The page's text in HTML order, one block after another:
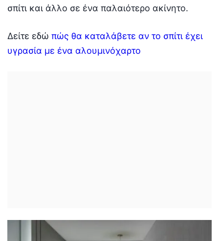
σπίτι και άλλο σε ένα παλαιότερο ακίνητο.
Δείτε εδώ πώς θα καταλάβετε αν το σπίτι έχει
υγρασία με ένα αλουμινόχαρτο